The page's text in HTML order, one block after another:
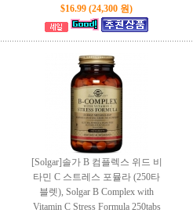
$16.99 (24,300 원)
[Solgar]솔가 B 컴플렉스 위드 비
타민 C 스트레스 포뮬라 (250타
블렛), Solgar B Complex with
Vitamin C Stress Formula 250tabs